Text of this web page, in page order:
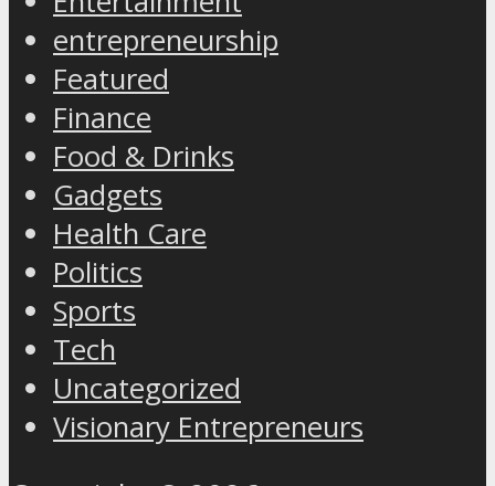
entrepreneurship
Featured
Finance
Food & Drinks
Gadgets
Health Care
Politics
Sports
Tech
Uncategorized
Visionary Entrepreneurs